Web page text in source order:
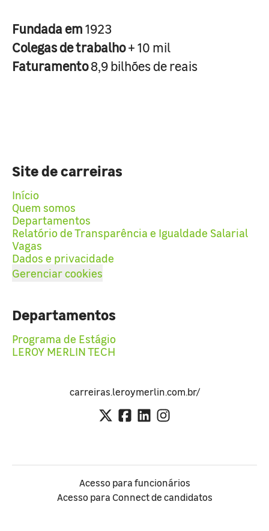
Fundada em1923
Colegas de trabalho+ 10 mil
Faturamento8,9 bilhões de reais
Site de carreiras
Início
Quem somos
Departamentos
Relatório de Transparência e Igualdade Salarial
Vagas
Dados e privacidade
Gerenciar cookies
Departamentos
Programa de Estágio
LEROY MERLIN TECH
carreiras.leroymerlin.com.br/
Acesso para funcionários
Acesso para Connect de candidatos